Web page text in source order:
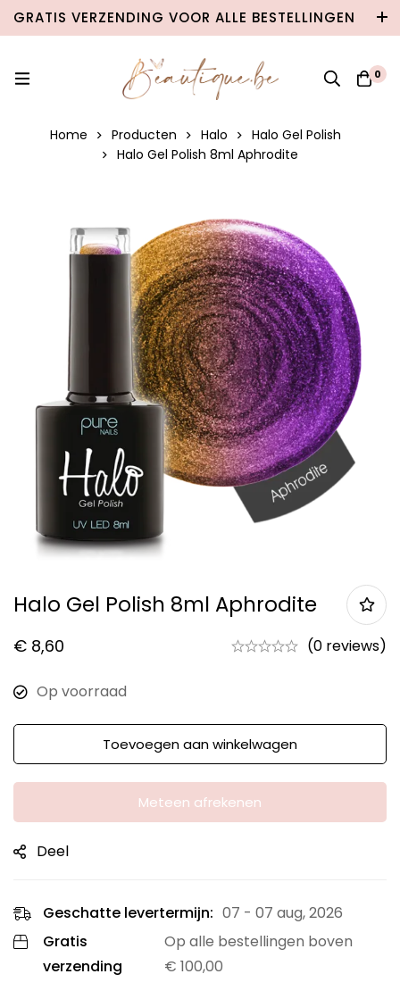
GRATIS VERZENDING VOOR ALLE BESTELLINGEN
VANAF €100 IN BELGIË & €120 NAAR
0
Home Producten Halo
Halo Gel Polish
Halo Gel Polish 8ml Aphrodite
Halo Gel Polish 8ml Aphrodite
€ 8,60 (0 reviews)
Op voorraad
Toevoegen aan winkelwagen
Meteen afrekenen
Deel
Geschatte levertermijn: 07 - 07 aug, 2026
Gratis
verzending
Op alle bestellingen boven
€ 100,00